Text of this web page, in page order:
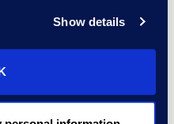
Show details